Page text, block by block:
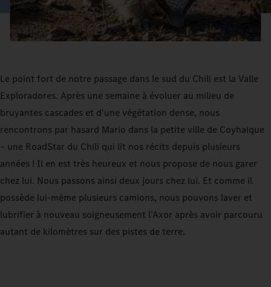
Le point fort de notre passage dans le sud du Chili est la Valle
Exploradores. Après une semaine à évoluer au milieu de
bruyantes cascades et d'une végétation dense, nous
rencontrons par hasard Mario dans la petite ville de Coyhaique
– une RoadStar du Chili qui lit nos récits depuis plusieurs
années ! Il en est très heureux et nous propose de nous garer
chez lui. Nous passons ainsi deux jours chez lui. Et comme il
possède lui-même plusieurs camions, nous pouvons laver et
lubrifier à nouveau soigneusement l’Axor après avoir parcouru
autant de kilomètres sur des pistes de terre.